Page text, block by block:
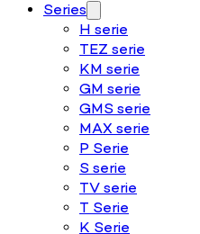
Series
H serie
TEZ serie
KM serie
GM serie
GMS serie
MAX serie
P Serie
S serie
TV serie
T Serie
K Serie